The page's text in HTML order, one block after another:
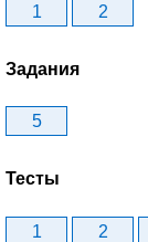
1 2
Задания
5
Тесты
1 2